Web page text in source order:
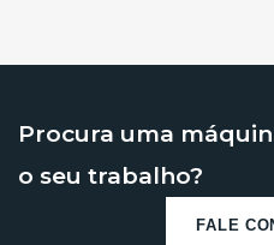
Procura uma
o seu trabalho?
FALE